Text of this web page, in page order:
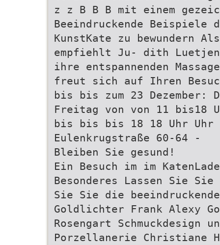
z z B B B mit einem
Beeindruckende
KunstKate zu bewundern
empfiehlt Ju- dith
ihre entspannenden
freut sich auf Ihren
bis bis zum 23
Freitag von von 11 bis18
bis bis bis 18 18 Uhr Uhr
Eulenkrugstraße 60-64 -
Bleiben Sie gesund!
Ein Besuch im im
Besonderes Lassen Sie
Sie Sie die
Goldlichter Frank Alexy
Rosengart Schmuckdesign
Porzellanerie Christiane